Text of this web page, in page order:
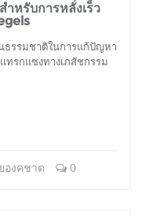
ำหรับการหลั่งเร็ว
ธรรมชาติในการแก้ปัญหา
ทรกแซงทางเภสัชกรรม
องคชาต 0